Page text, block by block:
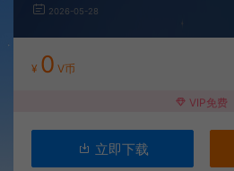
2026-05-28
¥ 0 V币
VIP免费
立即下载